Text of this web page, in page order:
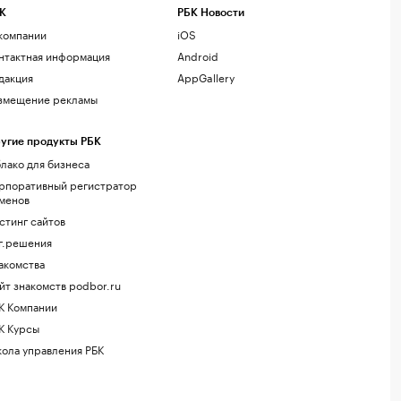
информация
рекламы
продукты РБК
для бизнеса
регистратор
сайтов
знакомств podbor.ru
Компании
Курсы
управления РБК
РБК Новости
iOS
Android
AppGallery